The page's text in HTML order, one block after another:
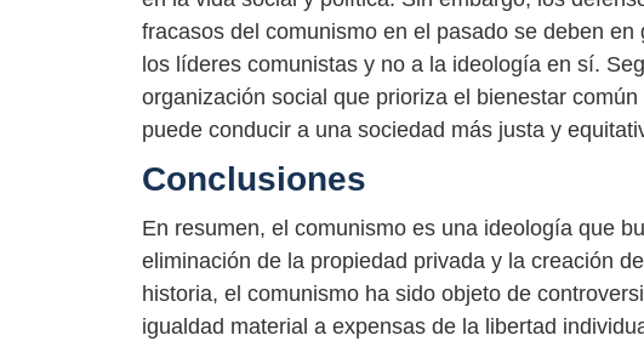
fracasos del comunismo en el pasado se deben
los líderes comunistas y no a la ideología en sí.
organización social que prioriza el bienestar
puede conducir a una sociedad más justa y
Conclusiones
En resumen, el comunismo es una ideología que
eliminación de la propiedad privada y la creación
historia, el comunismo ha sido objeto de
igualdad material a expensas de la libertad